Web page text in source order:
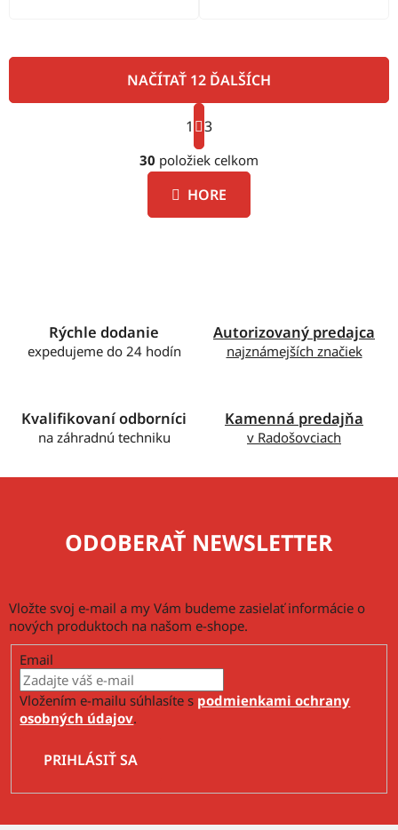
O
v
l
á
d
i
NAČÍTAŤ 12 ĎALŠÍCH
S
t
r
á
n
k
1 3
30 položiek celkom
HORE
Rýchle dodanie
expedujeme do 24 hodín
Autorizovaný predajca
najznámejších značiek
Kvalifikovaní odborníci
na záhradnú techniku
Kamenná predajňa
v Radošovciach
ODOBERAŤ NEWSLETTER
Vložte svoj e-mail a my Vám budeme zasielať informácie o
nových produktoch na našom e-shope.
Email
Vložením e-mailu súhlasíte s podmienkami ochrany
osobných údajov.
PRIHLÁSIŤ SA